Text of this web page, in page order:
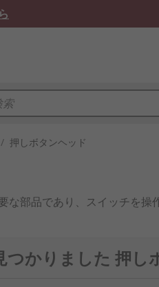
/ 押しボタンヘッド
部品であり、スイッチを
があります。たとえば、
つかりました 押し